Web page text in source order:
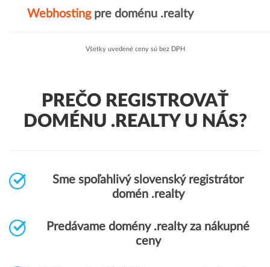
Webhostingpre doménu .realty
Všetky uvedené ceny sú bez DPH
PREČO REGISTROVAŤ
DOMÉNU .REALTY U NÁS?
Sme spoľahlivý slovenský registrátor
domén .realty
Predávame domény .realty za nákupné
ceny